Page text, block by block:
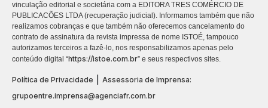
vinculação editorial e societária com a EDITORA TRES COMÉRCIO DE
PUBLICACÕES LTDA (recuperação judicial). Informamos também que não
realizamos cobranças e que também não oferecemos cancelamento do
contrato de assinatura da revista impressa de nome ISTOÉ, tampouco
autorizamos terceiros a fazê-lo, nos responsabilizamos apenas pelo
conteúdo digital “https://istoe.com.br” e seus respectivos sites.
Política de Privacidade
Assessoria de Imprensa:
grupoentre.imprensa@agenciafr.com.br